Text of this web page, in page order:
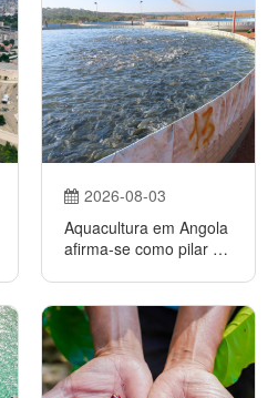
2026-08-03
Aquacultura em Angola
afirma-se como pilar da
da economia azul